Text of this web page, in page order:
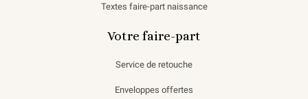
Textes faire-part naissance
Votre faire-part
Service de retouche
Enveloppes offertes